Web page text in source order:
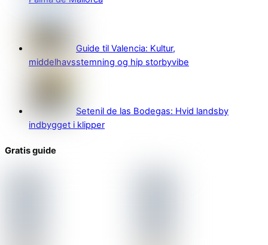
Guide til Valencia: Kultur,
middelhavsstemning og hip storbyvibe
Setenil de las Bodegas: Hvid landsby
indbygget i klipper
Gratis guide